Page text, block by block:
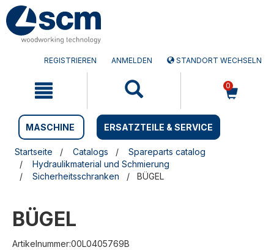
Zum
Inhalt
springen
Zum
Navigationsmen�
springen
REGISTRIEREN ANMELDEN STANDORT WECHSELN
0
MASCHINE ERSATZTEILE & SERVICE
Startseite Catalogs
Spareparts catalog
Hydraulikmaterial und Schmierung
Sicherheitsschranken
BÜGEL
BÜGEL
Artikelnummer:00L0405769B